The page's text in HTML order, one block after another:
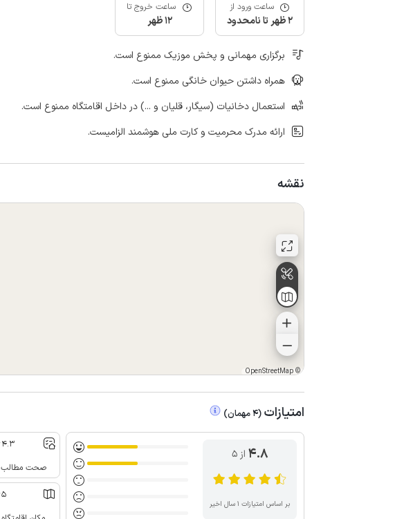
ساعت ورود از
2 ظهر تا نامحدود
ساعت خروج تا
12 ظهر
برگزاری مهمانی و پخش موزیک ممنوع است.
همراه داشتن حیوان خانگی ممنوع است.
استعمال دخانیات (سیگار، قلیان و ...) در داخل اقامتگاه ممنوع است.
ارائه مدرک محرمیت و کارت ملی هوشمند الزامیست.
نقشه
©
OpenStreetMap
امتیازات (
4مهمان)
4.8 از ۵
بر اساس امتیازات ۱ سال اخیر
4.3
صحت مطالب
5